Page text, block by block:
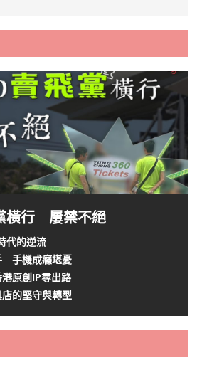
橫行 屢禁不絕
代的逆流
手機成癮堪憂
原創IP尋出路
的堅守與轉型